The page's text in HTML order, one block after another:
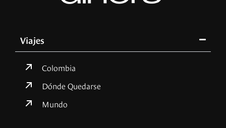
Viajes
Colombia
Dónde Quedarse
Mundo